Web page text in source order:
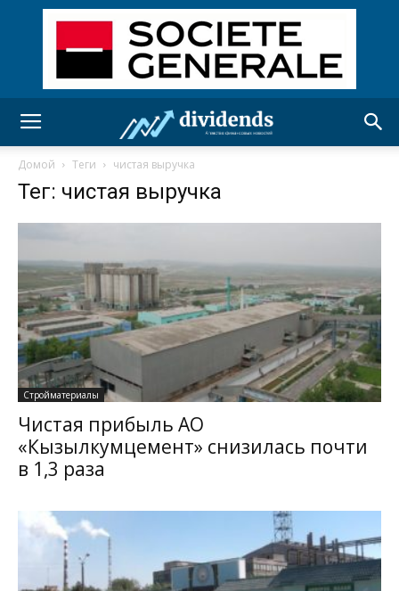
Домой Теги чистая выручка
Тег: чистая выручка
Стройматериалы
Чистая прибыль АО
«Кызылкумцемент» снизилась почти
в 1,3 раза